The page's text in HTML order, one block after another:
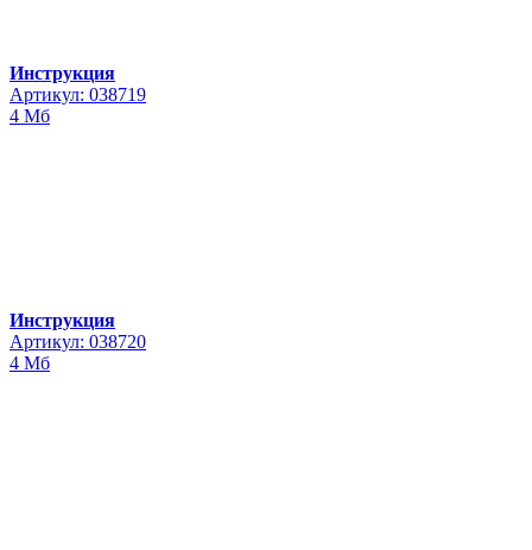
Инструкция
Артикул: 038719
4 Мб
Инструкция
Артикул: 038720
4 Мб